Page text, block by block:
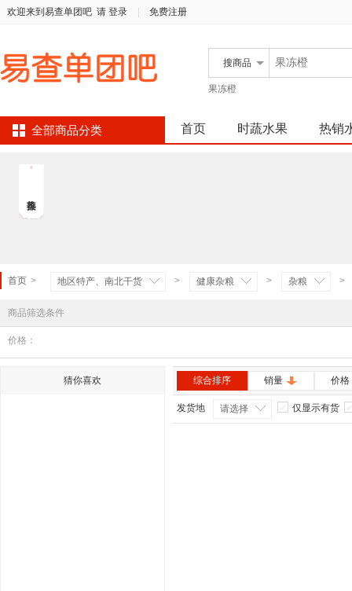
欢迎来到易查单团吧 请 登录 免费注册
搜商品
果冻橙
全部商品分类 首页 时蔬水果 热销
首页 > 地区特产、南北干货 > 健康杂粮 > 杂粮 >
商品筛选条件
价格：
猜你喜欢 综合排序 销量 价格
发货地 请选择 仅显示有货